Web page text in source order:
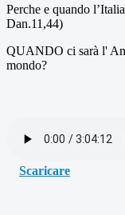
Perche e quando
Dan.11,44)
QUANDO ci sarà l'
mondo?
Scaricare